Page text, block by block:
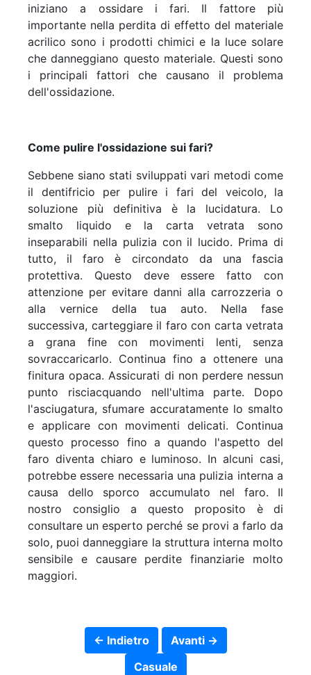
iniziano a ossidare i fari. Il fattore più
importante nella perdita di effetto del materiale
acrilico sono i prodotti chimici e la luce solare
che danneggiano questo materiale. Questi sono
i principali fattori che causano il problema
dell'ossidazione.
Come pulire l'ossidazione sui fari?
Sebbene siano stati sviluppati vari metodi come
il dentifricio per pulire i fari del veicolo, la
soluzione più definitiva è la lucidatura. Lo
smalto liquido e la carta vetrata sono
inseparabili nella pulizia con il lucido. Prima di
tutto, il faro è circondato da una fascia
protettiva. Questo deve essere fatto con
attenzione per evitare danni alla carrozzeria o
alla vernice della tua auto. Nella fase
successiva, carteggiare il faro con carta vetrata
a grana fine con movimenti lenti, senza
sovraccaricarlo. Continua fino a ottenere una
finitura opaca. Assicurati di non perdere nessun
punto risciacquando nell'ultima parte. Dopo
l'asciugatura, sfumare accuratamente lo smalto
e applicare con movimenti delicati. Continua
questo processo fino a quando l'aspetto del
faro diventa chiaro e luminoso. In alcuni casi,
potrebbe essere necessaria una pulizia interna a
causa dello sporco accumulato nel faro. Il
nostro consiglio a questo proposito è di
consultare un esperto perché se provi a farlo da
solo, puoi danneggiare la struttura interna molto
sensibile e causare perdite finanziarie molto
maggiori.
← Indietro
Avanti →
Casuale